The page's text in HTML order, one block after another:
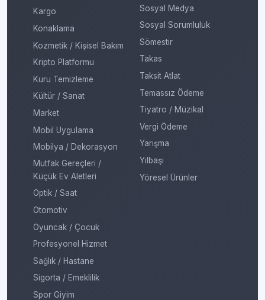
Kargo
Konaklama
Kozmetik / Kişisel Bakım
Kripto Platformu
Kuru Temizleme
Kültür / Sanat
Market
Mobil Uygulama
Mobilya / Dekorasyon
Mutfak Gereçleri /
Küçük Ev Aletleri
Optik / Saat
Otomotiv
Oyuncak / Çocuk
Profesyonel Hizmet
Sağlık / Hastane
Sigorta / Emeklilik
Spor Giyim
Sosyal Medya
Sosyal Sorumluluk
Sömestir
Takas
Taksit Atlat
Temassız Ödeme
Tiyatro / Müzikal
Vergi Ödeme
Yarışma
Yılbaşı
Yöresel Ürünler